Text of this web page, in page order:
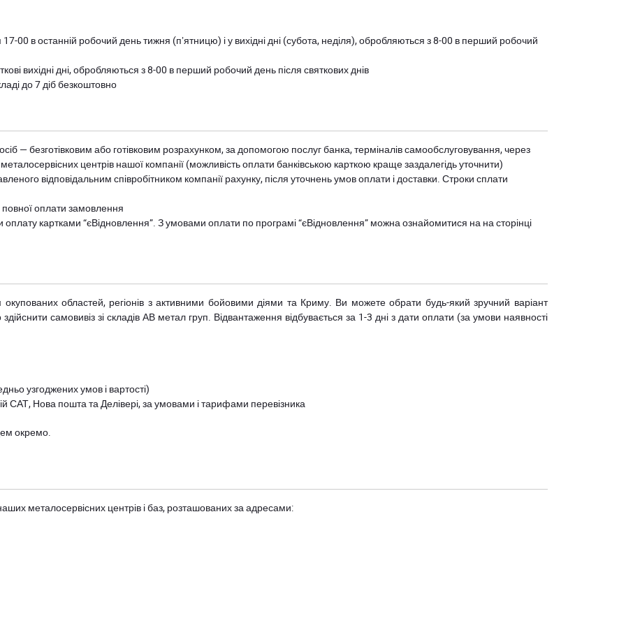
17-00 в останній робочий день тижня (пʼятницю) і у вихідні дні (субота, неділя), обробляються з 8-00 в перший робочий
вихідні дні, обробляються з 8-00 в перший робочий день після святкових днів
до 7 діб безкоштовно
— безготівковим або готівковим розрахунком, за допомогою послуг банка, терміналів самообслуговування, через
центрів нашої компанії (можливість оплати банківською карткою краще заздалегідь уточнити)
відповідальним співробітником компанії рахунку, після уточнень умов оплати і доставки. Строки сплати
повної оплати замовлення
картками “єВідновлення”. З умовами оплати по програмі “єВідновлення” можна ознайомитися на на сторінці
окупованих областей, регіонів з активними бойовими діями та Криму. Ви можете обрати будь-який зручний варіант
самовивіз зі складів АВ метал груп. Відвантаження відбувається за 1-3 дні з дати оплати (за умови наявності
узгоджених умов і вартості)
САТ, Нова пошта та Делівері, за умовами і тарифами перевізника
окремо.
металосервісних центрів і баз, розташованих за адресами: